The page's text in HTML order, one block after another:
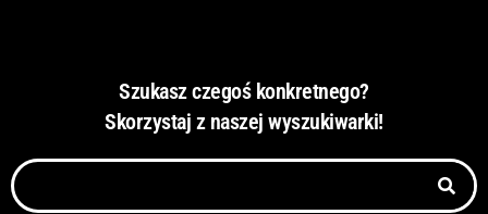
Szukasz czegoś konkretnego?
Skorzystaj z naszej wyszukiwarki!
Szukaj